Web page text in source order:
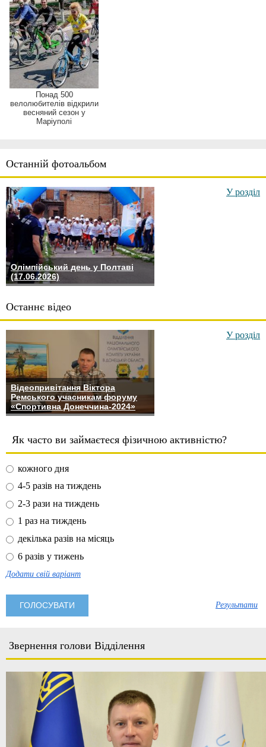
Останній фотоальбом
Олімпійський день у Полтаві
(17.06.2026)
У розділ
Останнє відео
Відеопривітання Віктора
Ремського учасникам форуму
«Спортивна Донеччина-2024»
У розділ
Як часто ви займаєтеся фізичною активністю?
кожного дня
4-5 разів на тиждень
2-3 рази на тиждень
1 раз на тиждень
декілька разів на місяць
6 разів у тижень
Додати свій варіант
Результати
Звернення голови Відділення
Понад 500
велолюбителів відкрили
весняний сезон у
Маріуполі